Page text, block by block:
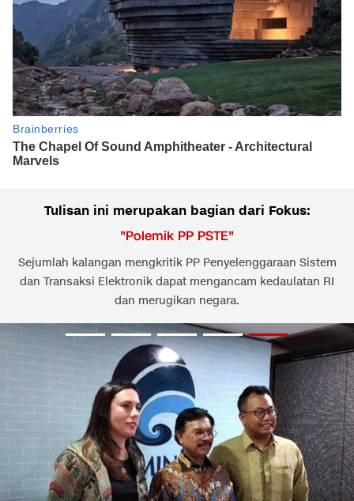
Tulisan ini merupakan bagian dari Fokus:
"Polemik PP PSTE"
Sejumlah kalangan mengkritik PP Penyelenggaraan Sistem
dan Transaksi Elektronik dapat mengancam kedaulatan RI
dan merugikan negara.